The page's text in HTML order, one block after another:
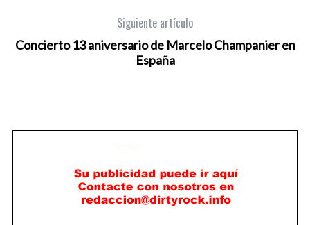
Siguiente artículo
Concierto 13 aniversario de Marcelo Champanier en
España